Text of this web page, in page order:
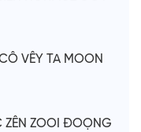
VÊY TA MOON
ZÊN ZOOI ĐOỌNG